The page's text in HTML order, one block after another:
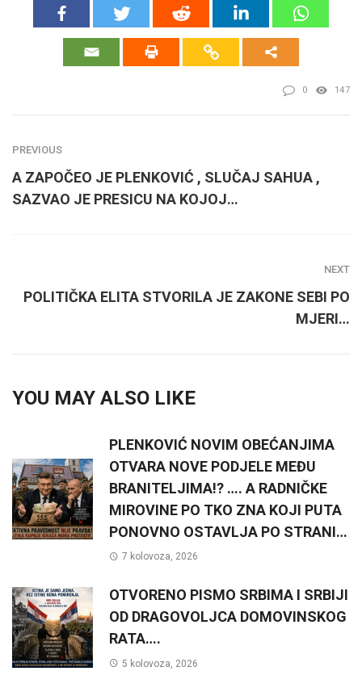
0 147
PREVIOUS
A ZAPOČEO JE PLENKOVIĆ , SLUČAJ SAHUA ,
SAZVAO JE PRESICU NA KOJOJ…
NEXT
POLITIČKA ELITA STVORILA JE ZAKONE SEBI PO
MJERI…
YOU MAY ALSO LIKE
PLENKOVIĆ NOVIM OBEĆANJIMA
OTVARA NOVE PODJELE MEĐU
BRANITELJIMA!? …. A RADNIČKE
MIROVINE PO TKO ZNA KOJI PUTA
PONOVNO OSTAVLJA PO STRANI…
7 kolovoza, 2026
OTVORENO PISMO SRBIMA I SRBIJI
OD DRAGOVOLJCA DOMOVINSKOG
RATA….
5 kolovoza, 2026